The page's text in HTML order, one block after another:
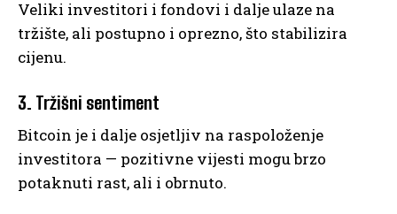
Veliki investitori i fondovi i dalje ulaze na
tržište, ali postupno i oprezno, što stabilizira
cijenu.
3. Tržišni sentiment
Bitcoin je i dalje osjetljiv na raspoloženje
investitora — pozitivne vijesti mogu brzo
potaknuti rast, ali i obrnuto.